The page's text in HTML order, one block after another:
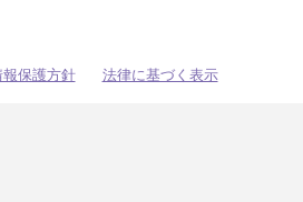
保護方針 法律に基づく表示